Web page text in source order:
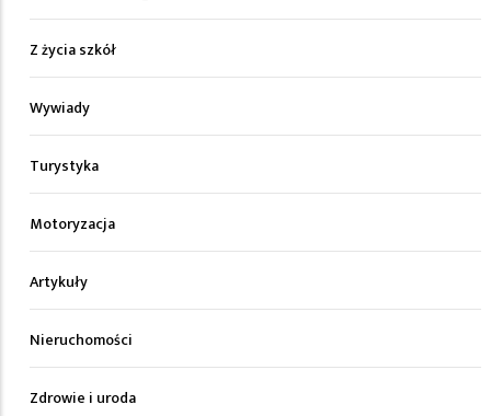
Z życia szkół
Wywiady
Turystyka
Motoryzacja
Artykuły
Nieruchomości
Zdrowie i uroda